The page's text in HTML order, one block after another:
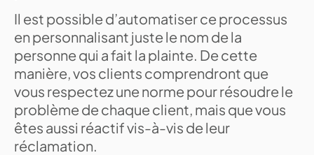
Il est possible d’automatiser ce processus
en personnalisant juste le nom de la
personne qui a fait la plainte. De cette
manière, vos clients comprendront que
vous respectez une norme pour résoudre le
problème de chaque client, mais que vous
êtes aussi réactif vis-à-vis de leur
réclamation.